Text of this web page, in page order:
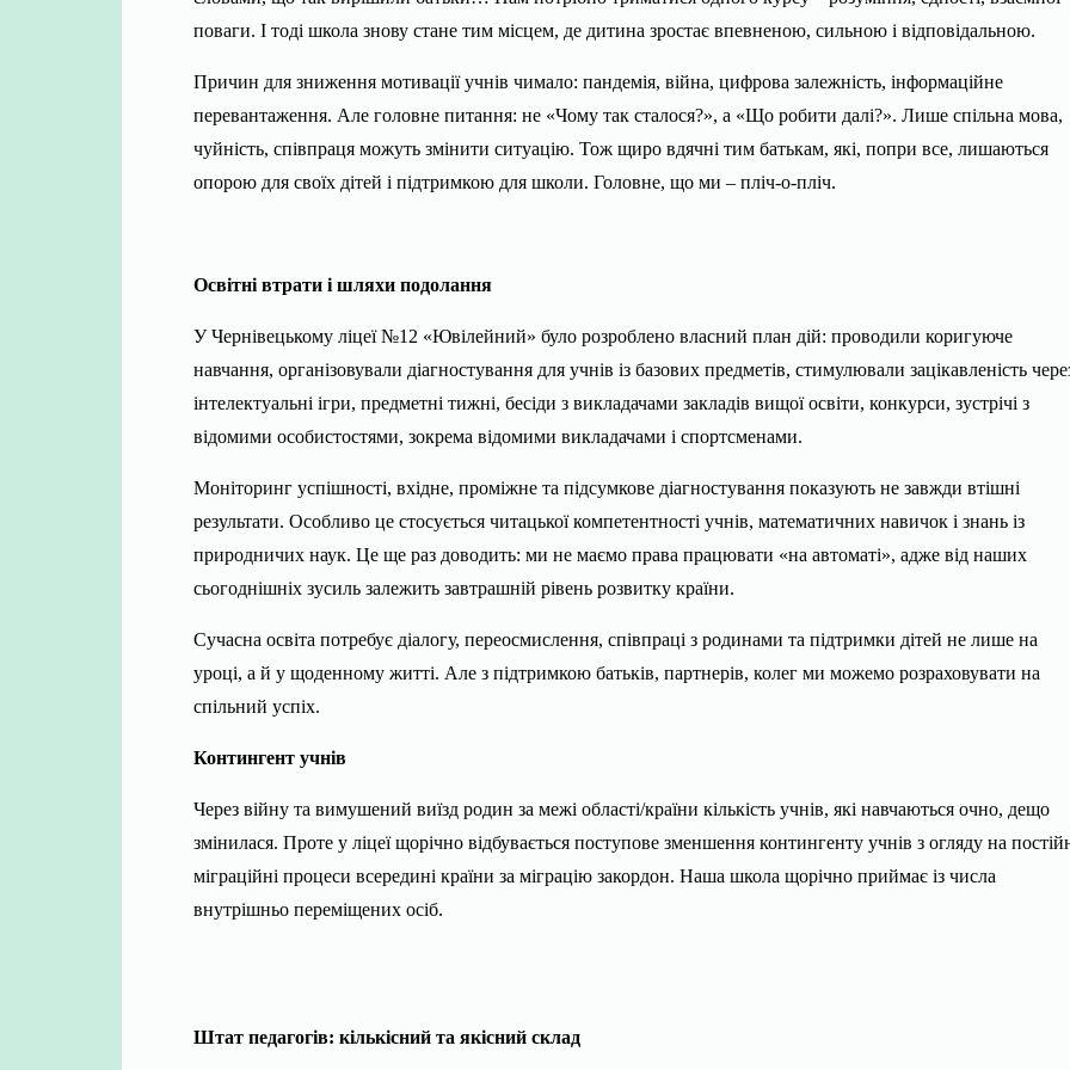
поваги. І тоді школа знову стане тим місцем, де дитина зростає впевненою, сильною і відповідальною.
Причин для зниження мотивації учнів чимало: пандемія, війна, цифрова залежність, інформаційне
перевантаження. Але головне питання: не «Чому так сталося?», а «Що робити далі?». Лише спільна мова,
чуйність, співпраця можуть змінити ситуацію. Тож щиро вдячні тим батькам, які, попри все, лишаються
опорою для своїх дітей і підтримкою для школи. Головне, що ми – пліч-о-пліч.
Освітні втрати і шляхи подолання
У Чернівецькому ліцеї №12 «Ювілейний» було розроблено власний план дій: проводили коригуюче
навчання, організовували діагностування для учнів із базових предметів, стимулювали зацікавленість
інтелектуальні ігри, предметні тижні, бесіди з викладачами закладів вищої освіти, конкурси, зустрічі з
відомими особистостями, зокрема відомими викладачами і спортсменами.
Моніторинг успішності, вхідне, проміжне та підсумкове діагностування показують не завжди втішні
результати. Особливо це стосується читацької компетентності учнів, математичних навичок і знань із
природничих наук. Це ще раз доводить: ми не маємо права працювати «на автоматі», адже від наших
сьогоднішніх зусиль залежить завтрашній рівень розвитку країни.
Сучасна освіта потребує діалогу, переосмислення, співпраці з родинами та підтримки дітей не лише на
уроці, а й у щоденному житті. Але з підтримкою батьків, партнерів, колег ми можемо розраховувати на
спільний успіх.
Контингент учнів
Через війну та вимушений виїзд родин за межі області/країни кількість учнів, які навчаються очно, дещо
змінилася. Проте у ліцеї щорічно відбувається поступове зменшення контингенту учнів з огляду на
міграційні процеси всередині країни за міграцію закордон. Наша школа щорічно приймає із числа
внутрішньо переміщених осіб.
Штат педагогів: кількісний та якісний склад